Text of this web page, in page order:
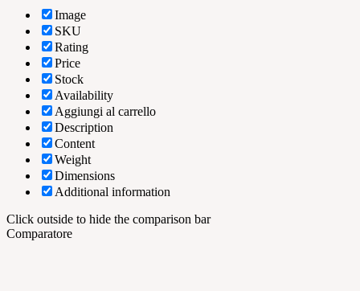
Image
SKU
Rating
Price
Stock
Availability
Aggiungi al carrello
Description
Content
Weight
Dimensions
Additional information
Click outside to hide the comparison bar
Comparatore